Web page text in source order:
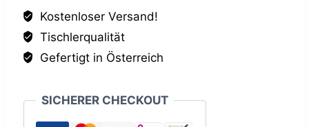
MengeKostenloser Versand!
Tischlerqualität
Gefertigt in Österreich
SICHERER CHECKOUT